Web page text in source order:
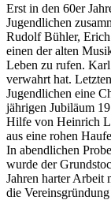
Erst in den 60er
Jugendlichen
Rudolf Bühler, Erich
einen der alten
Leben zu rufen.
verwahrt hat.
Jugendlichen eine
jährigen Jubiläum
Hilfe von Heinrich
aus eine rohen
In abendlichen
wurde der
Jahren harter Arbeit
die Vereinsgründung